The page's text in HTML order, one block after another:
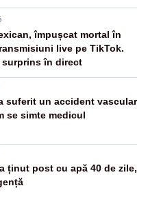
împușcat mortal în
live pe TikTok.
în direct
suferit un accident vascular
se simte medicul
ținut post cu apă 40 de zile,